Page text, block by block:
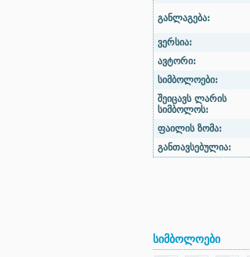
განლაგება:
ვერსია:
ავტორი:
სიმბოლოები:
შეიცავს ლარის
სიმბოლოს:
ფაილის ზომა:
განთავსებულია:
სიმბოლოები